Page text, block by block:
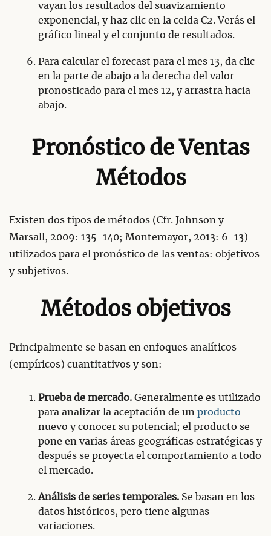
vayan los resultados del suavizamiento
exponencial, y haz clic en la celda C2. Verás el
gráfico lineal y el conjunto de resultados.
Para calcular el forecast para el mes 13, da clic
en la parte de abajo a la derecha del valor
pronosticado para el mes 12, y arrastra hacia
abajo.
Pronóstico de Ventas
Métodos
Existen dos tipos de métodos (Cfr. Johnson y
Marsall, 2009: 135-140; Montemayor, 2013: 6-13)
utilizados para el pronóstico de las ventas: objetivos
y subjetivos.
Métodos objetivos
Principalmente se basan en enfoques analíticos
(empíricos) cuantitativos y son:
Prueba de mercado. Generalmente es utilizado
para analizar la aceptación de un producto
nuevo y conocer su potencial; el producto se
pone en varias áreas geográficas estratégicas y
después se proyecta el comportamiento a todo
el mercado.
Análisis de series temporales. Se basan en los
datos históricos, pero tiene algunas
variaciones.